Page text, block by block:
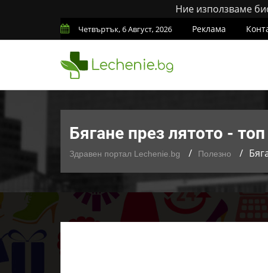
Ние използваме
Четвъртък, 6 Август, 2026 Реклама
Бягане през лятото -
Здравен портал Lechenie.bg Полезно